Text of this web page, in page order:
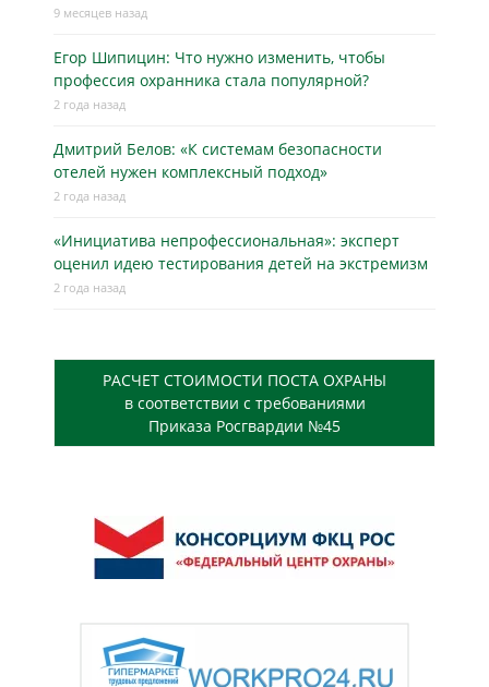
9 месяцев назад
Егор Шипицин: Что нужно изменить, чтобы
профессия охранника стала популярной?
2 года назад
Дмитрий Белов: «К системам безопасности
отелей нужен комплексный подход»
2 года назад
«Инициатива непрофессиональная»: эксперт
оценил идею тестирования детей на экстремизм
2 года назад
РАСЧЕТ СТОИМОСТИ ПОСТА ОХРАНЫ
в соответствии с требованиями
Приказа Росгвардии №45